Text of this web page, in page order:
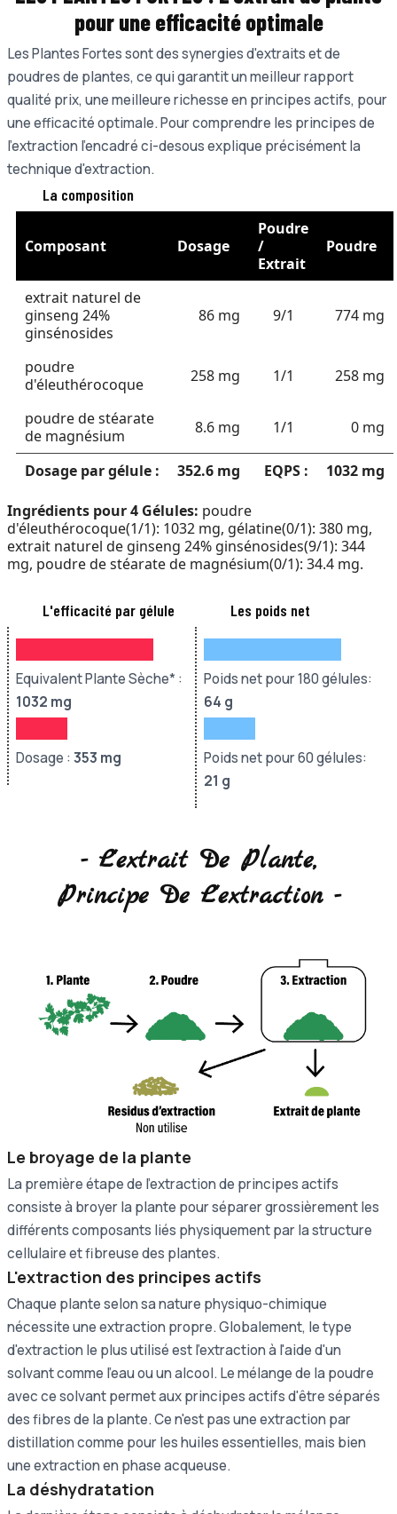
pour une efficacité optimale
Les Plantes Fortes sont des synergies d'extraits et de
poudres de plantes, ce qui garantit un meilleur rapport
qualité prix, une meilleure richesse en principes actifs, pour
une efficacité optimale. Pour comprendre les principes de
l'extraction l'encadré ci-desous explique précisément la
technique d'extraction.
La composition
Composant Dosage
Poudre
/
Extrait
Poudre
extrait naturel de
ginseng 24%
ginsénosides
86 mg 9/1 774 mg
poudre
d'éleuthérocoque
258 mg 1/1 258 mg
poudre de stéarate
de magnésium
8.6 mg 1/1 0 mg
Dosage par gélule : 352.6 mg EQPS : 1032 mg
Ingrédients pour 4 Gélules: poudre
d'éleuthérocoque(1/1): 1032 mg, gélatine(0/1): 380 mg,
extrait naturel de ginseng 24% ginsénosides(9/1): 344
mg, poudre de stéarate de magnésium(0/1): 34.4 mg.
L'efficacité par gélule
Equivalent Plante Sèche* :
1032 mg
Dosage : 353 mg
Les poids net
Poids net pour 180 gélules:
64 g
Poids net pour 60 gélules:
21 g
- L'extrait De Plante,
Principe De L'extraction -
Le broyage de la plante
La première étape de l'extraction de principes actifs
consiste à broyer la plante pour séparer grossièrement les
différents composants liés physiquement par la structure
cellulaire et fibreuse des plantes.
L'extraction des principes actifs
Chaque plante selon sa nature physiquo-chimique
nécessite une extraction propre. Globalement, le type
d'extraction le plus utilisé est l'extraction à l'aide d'un
solvant comme l'eau ou un alcool. Le mélange de la poudre
avec ce solvant permet aux principes actifs d'être séparés
des fibres de la plante. Ce n'est pas une extraction par
distillation comme pour les huiles essentielles, mais bien
une extraction en phase acqueuse.
La déshydratation